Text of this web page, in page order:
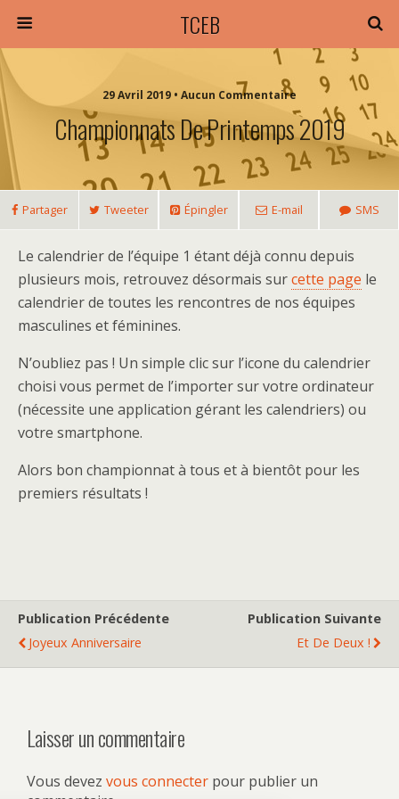
TCEB
29 Avril 2019 • Aucun Commentaire
Championnats De Printemps 2019
Partager Tweeter Épingler E-mail SMS
Le calendrier de l’équipe 1 étant déjà connu depuis
plusieurs mois, retrouvez désormais surcette page le
calendrier de toutes les rencontres de nos équipes
masculines et féminines.
N’oubliez pas ! Un simple clic sur l’icone du calendrier
choisi vous permet de l’importer sur votre ordinateur
(nécessite une application gérant les calendriers) ou
votre smartphone.
Alors bon championnat à tous et à bientôt pour les
premiers résultats !
Publication Précédente
Joyeux Anniversaire
Publication Suivante
Et De Deux !
Laisser un commentaire
Vous devez vous connecter pour publier un